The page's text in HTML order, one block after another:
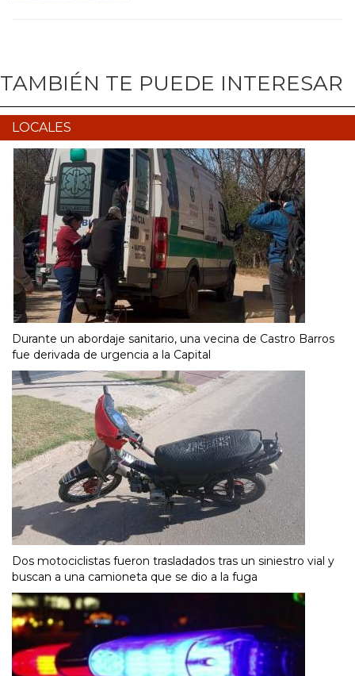
TAMBIÉN TE PUEDE INTERESAR
LOCALES
Durante un abordaje sanitario, una vecina de Castro Barros
fue derivada de urgencia a la Capital
Dos motociclistas fueron trasladados tras un siniestro vial y
buscan a una camioneta que se dio a la fuga